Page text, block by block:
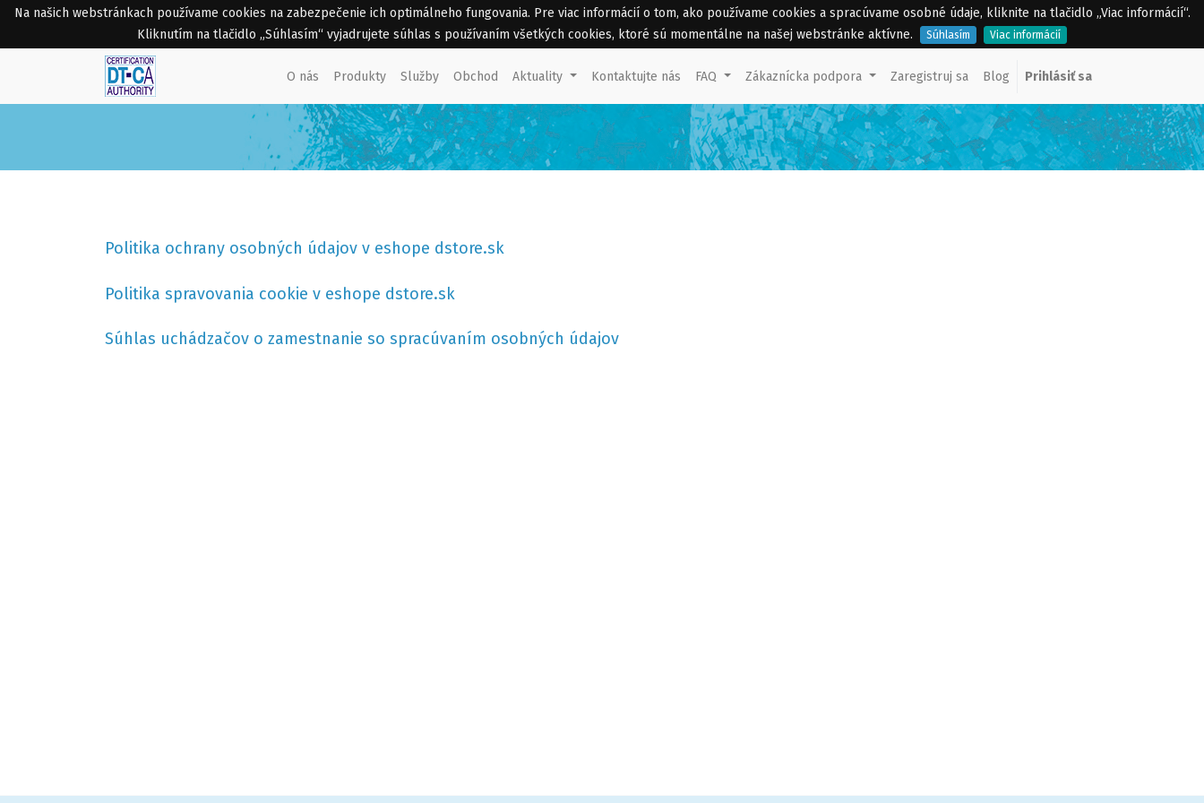
Na našich webstránkach používame cookies na zabezpečenie ich optimálneho fungovania. Pre viac informácií o tom, ako používame cookies a spracúvame osobné údaje, kliknite na tlačidlo „Viac informácií“.
Kliknutím na tlačidlo „Súhlasím“ vyjadrujete súhlas s používaním všetkých cookies, ktoré sú momentálne na našej webstránke aktívne.
Súhlasím Viac informácií
O nás Produkty Služby Obchod Aktuality Kontaktujte nás FAQ Zákaznícka podpora Zaregistruj sa Blog Prihlásiť sa
Politika ochrany osobných údajov v eshope dstore.sk
Politika spravovania cookie v eshope dstore.sk
Súhlas uchádzačov o zamestnanie so spracúvaním osobných údajov